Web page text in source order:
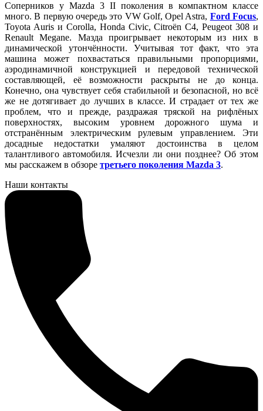
Соперников у Mazda 3 II поколения в компактном классе
много. В первую очередь это VW Golf, Opel Astra, Ford Focus,
Toyota Auris и Corolla, Honda Civic, Citroën C4, Peugeot 308 и
Renault Megane. Мазда проигрывает некоторым из них в
динамической утончённости. Учитывая тот факт, что эта
машина может похвастаться правильными пропорциями,
аэродинамичной конструкцией и передовой технической
составляющей, её возможности раскрыты не до конца.
Конечно, она чувствует себя стабильной и безопасной, но всё
же не дотягивает до лучших в классе. И страдает от тех же
проблем, что и прежде, раздражая тряской на рифлёных
поверхностях, высоким уровнем дорожного шума и
отстранённым электрическим рулевым управлением. Эти
досадные недостатки умаляют достоинства в целом
талантливого автомобиля. Исчезли ли они позднее? Об этом
мы расскажем в обзоре третьего поколения Mazda 3.
Наши контакты